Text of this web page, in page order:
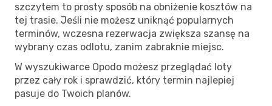
szczytem to prosty sposób na obniżenie kosztów na
tej trasie. Jeśli nie możesz uniknąć popularnych
terminów, wczesna rezerwacja zwiększa szansę na
wybrany czas odlotu, zanim zabraknie miejsc.
W wyszukiwarce Opodo możesz przeglądać loty
przez cały rok i sprawdzić, który termin najlepiej
pasuje do Twoich planów.